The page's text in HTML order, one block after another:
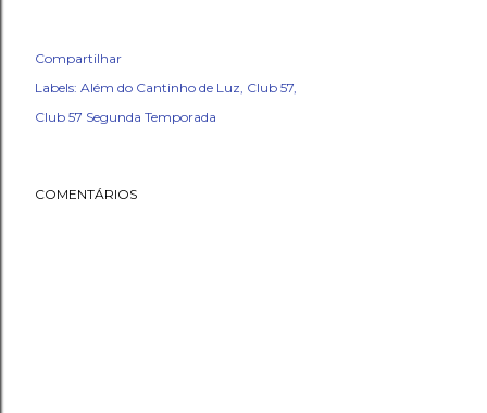
Compartilhar
Labels: Além do Cantinho de Luz Club 57
Club 57 Segunda Temporada
COMENTÁRIOS